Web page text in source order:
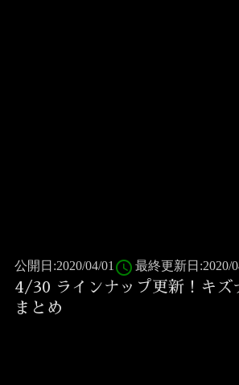
公開日:2020/04/01 access_time 最終更新日:2020/
4/30 ラインナップ更新！キズ
まとめ